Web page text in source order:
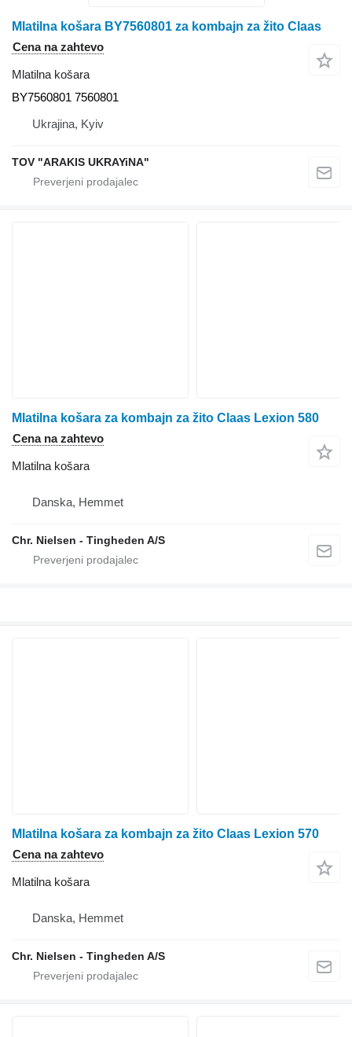
Mlatilna košara BY7560801 za kombajn za žito Claas
Cena na zahtevo
Mlatilna košara
BY7560801 7560801
Ukrajina, Kyiv
TOV "ARAKIS UKRAYiNA"
Mlatilna košara za kombajn za žito Claas Lexion 580
Cena na zahtevo
Mlatilna košara
Danska, Hemmet
Chr. Nielsen - Tingheden A/S
Mlatilna košara za kombajn za žito Claas Lexion 570
Cena na zahtevo
Mlatilna košara
Danska, Hemmet
Chr. Nielsen - Tingheden A/S